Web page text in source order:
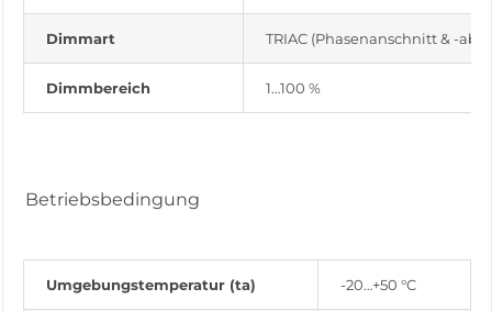
Dimmart TRIAC (Phasenanschnitt & -
Dimmbereich 1…100 %
Betriebsbedingung
Umgebungstemperatur (ta) -20…+50 °C